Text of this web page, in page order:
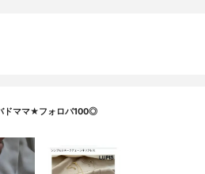
ドママ★フォロバ100◎